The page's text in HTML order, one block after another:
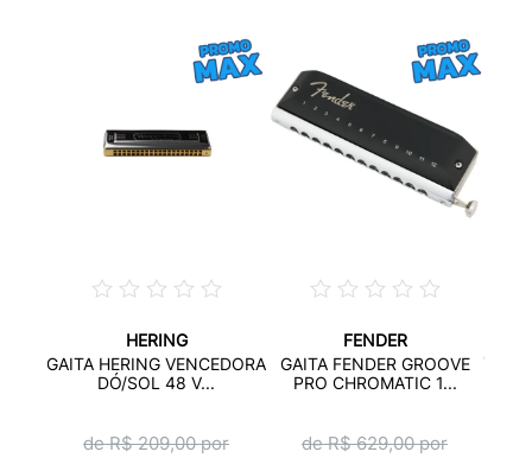
HERING
GAITA HERING VENCEDORA
DÓ/SOL 48 V...
de R$209,00por
FENDER
GAITA FENDER GROOVE
PRO CHROMATIC 1...
de R$629,00por